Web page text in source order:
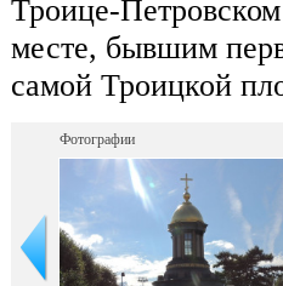
Троице-
месте, бывшим
самой Троицкой
Фотографии